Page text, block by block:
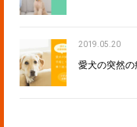
2019.05.20
愛犬の突然